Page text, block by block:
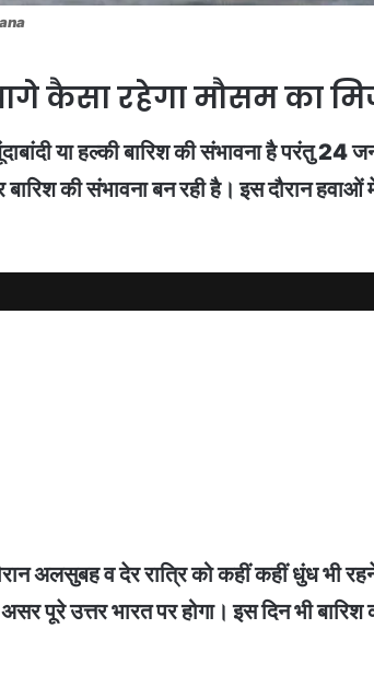
कैसा रहेगा मौसम का
या हल्की बारिश की संभावना है परंतु 24
की संभावना बन रही है। इस दौरान हवाओं
अलसुबह व देर रात्रि को कहीं कहीं धुंध भी
पूरे उत्तर भारत पर होगा। इस दिन भी